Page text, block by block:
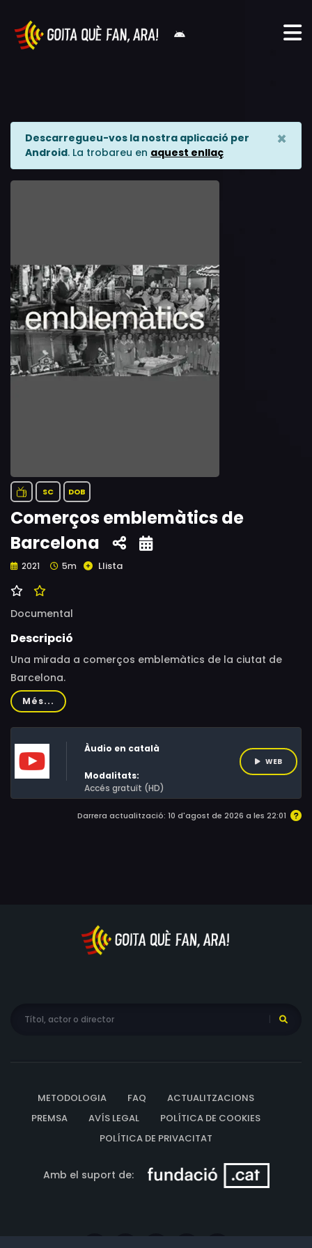
Descarregueu-vos la nostra aplicació per
Android. La trobareu en aquest enllaç
×
SC DOB
Comerços emblemàtics de
Barcelona
2021 5m Llista
Documental
Descripció
Una mirada a comerços emblemàtics de la ciutat de
Barcelona.
Més...
Àudio en català
Modalitats:
Accés gratuït (HD)
WEB
Darrera actualització: 10 d'agost de 2026 a les 22:01
METODOLOGIA FAQ
ACTUALITZACIONS
PREMSA
AVÍS LEGAL
POLÍTICA DE COOKIES
POLÍTICA DE PRIVACITAT
Amb el suport de: